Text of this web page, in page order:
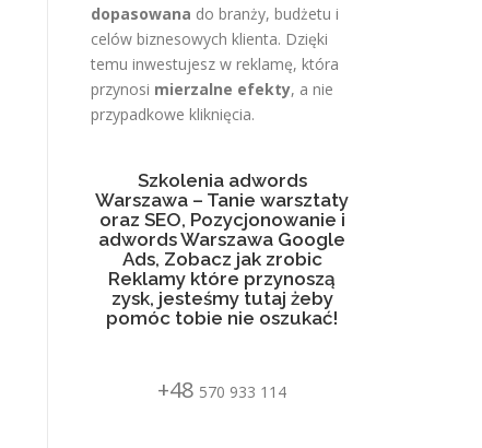
dopasowana do branży, budżetu i
celów biznesowych klienta. Dzięki
temu inwestujesz w reklamę, która
przynosi mierzalne efekty, a nie
przypadkowe kliknięcia.
Szkolenia adwords
Warszawa – Tanie warsztaty
oraz SEO, Pozycjonowanie i
adwords Warszawa Google
Ads, Zobacz jak zrobic
Reklamy które przynoszą
zysk, jesteśmy tutaj żeby
pomóc tobie nie oszukać!
+48 570 933 114